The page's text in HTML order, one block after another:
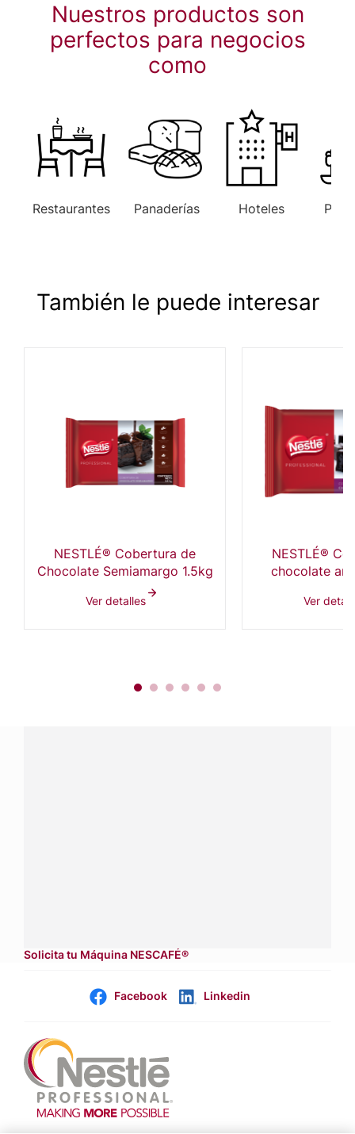
Nuestros productos son
perfectos para negocios
como
Restaurantes Panaderías Hoteles
También le puede interesar
NESTLÉ® Cobertura de
Chocolate Semiamargo 1.5kg
Ver detalles
NESTLÉ®
chocolate
Ver
Solicita tu Máquina NESCAFÉ®
Facebook Linkedin